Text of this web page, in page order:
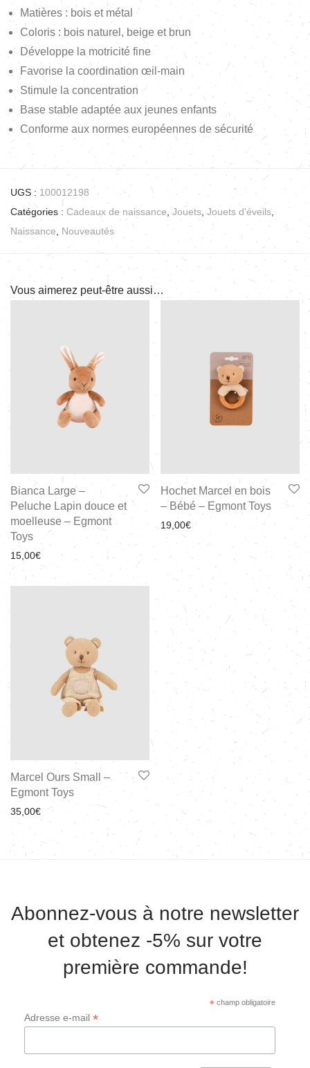
Matières : bois et métal
Coloris : bois naturel, beige et brun
Développe la motricité fine
Favorise la coordination œil-main
Stimule la concentration
Base stable adaptée aux jeunes enfants
Conforme aux normes européennes de sécurité
UGS : 100012198
Catégories : Cadeaux de naissance Jouets Jouets d'éveils
Naissance
Nouveautés
Vous aimerez peut-être aussi…
Bianca Large –
Peluche Lapin douce et
moelleuse – Egmont
Toys
15,00€
Hochet Marcel en bois
– Bébé – Egmont Toys
19,00€
Marcel Ours Small –
Egmont Toys
35,00€
Abonnez-vous à notre newsletter
et obtenez -5% sur votre
première commande!
*champ obligatoire
Adresse e-mail *